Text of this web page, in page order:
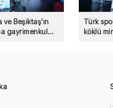
Beşiktaş’ın
gayrimenkul
Türk
köklü